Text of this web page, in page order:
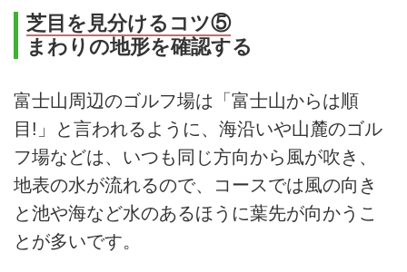
芝目を見分けるコツ⑤
まわりの地形を確認する
富士山周辺のゴルフ場は「富士山からは順
目!」と言われるように、海沿いや山麓のゴル
フ場などは、いつも同じ方向から風が吹き、
地表の水が流れるので、コースでは風の向き
と池や海など水のあるほうに葉先が向かうこ
とが多いです。